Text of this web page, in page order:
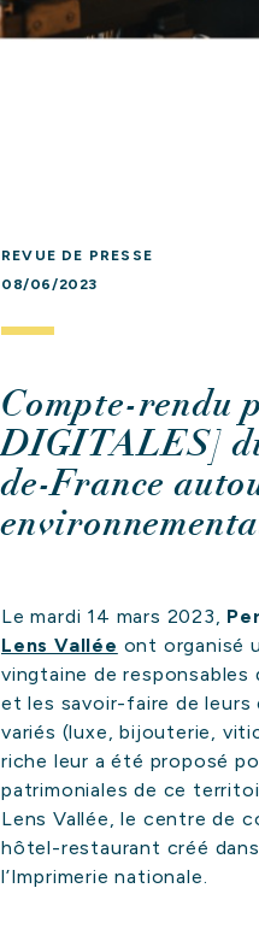
REVUE DE PRESSE
08/06/2023
Compte-rendu
DIGITALES]
de-France
Le mardi 14 mars 2023,
Lens Vallée ont organisé
vingtaine de
et les savoir-faire de
variés (luxe, bijouterie,
riche leur a été proposé
patrimoniales de ce
Lens Vallée, le centre de
hôtel-restaurant créé dans
l’Imprimerie nationale.